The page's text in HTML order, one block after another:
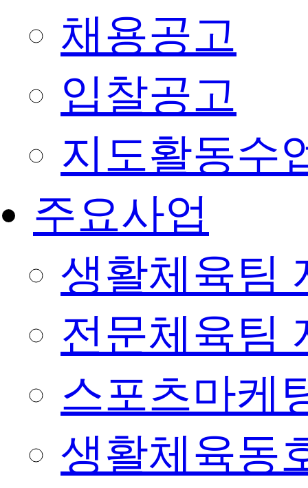
채용공고
입찰공고
지도활동수
주요사업
생활체육팀
전문체육팀
스포츠마케
생활체육동